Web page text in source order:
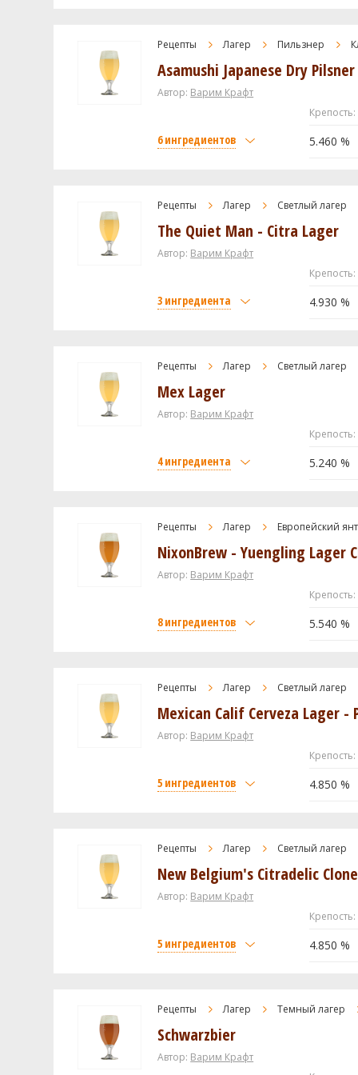
Посмотреть
Посмотреть
Castle Malting Pilsner Malt
Weyermann Карамюнх I
Caravienne Malt
Caramel / Crystal 80L
Дрожжи
US-05
Посмотреть
Рецепты Лагер Пильзнер
Asamushi Japanese Dry Pilsner
Автор: Варим Крафт
6 ингредиентов
Крепость:
5.460 %
Castle Malting Pilsner Malt
Flaked Rice
Flaked Barley - bin 94
Сорачи Эйс (Sorachi Ace)
Дрожжи
Wyeast - Danish Lager 2042
Посмотреть
Рецепты Лагер Светлый лагер
The Quiet Man - Citra Lager
Автор: Варим Крафт
3 ингредиента
Крепость:
4.930 %
Lager Malt
Хмель
Цитра (Citra)
Посмотреть
Рецепты Лагер Светлый лагер
Mex Lager
Автор: Варим Крафт
4 ингредиента
Крепость:
5.240 %
Pilsner Malt
Flaked Corn
Хмель
Дрожжи
Посмотреть рецепт
Рецепты Лагер Европейский
NixonBrew - Yuengling Lager
Автор: Варим Крафт
8 ингредиентов
Крепость:
5.540 %
Pale 2-Row US Rahr
Castle Malting Viena (Венский)
Flaked Corn
Blackprinz Malt
Дрожжи
Рецепты Лагер Светлый лагер
Mexican Calif Cerveza Lager -
Автор: Варим Крафт
5 ингредиентов
Крепость:
4.850 %
Carapils (Dextrine Malt)
Liquid Malt Extract - Pilsen
Flaked Corn
Hallertau Mittelfruh
White Labs - Mexican Lager Yeast
Рецепты Лагер Светлый лагер
New Belgium's Citradelic Clone
Автор: Варим Крафт
5 ингредиентов
Крепость:
4.850 %
Carapils (Dextrine Malt)
Liquid Malt Extract - Pilsen
Flaked Corn
Рецепты Лагер Темный лагер
Schwarzbier
Автор: Варим Крафт